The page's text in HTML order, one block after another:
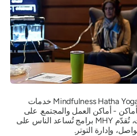
تُقدّم شركة Mindfulness Hatha Yoga LLC (MHY) خدمات
- أماكن العمل والمجتمع. على
مدار أكثر من عشر سنوات، تُقدّم MHY برامج تُساعد الناس على
وإدارة التوتر.